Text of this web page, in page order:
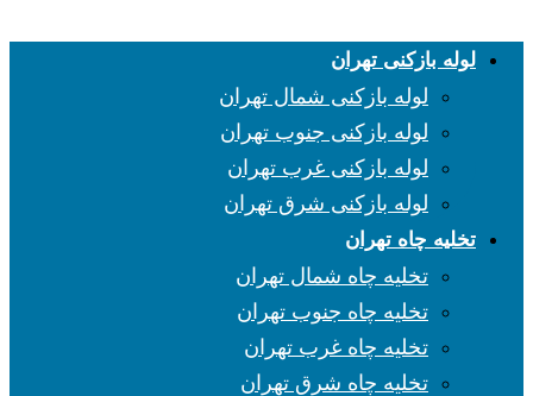
لوله بازکنی تهران
لوله بازکنی شمال تهران
لوله بازکنی جنوب تهران
لوله بازکنی غرب تهران
لوله بازکنی شرق تهران
تخلیه چاه تهران
تخلیه چاه شمال تهران
تخلیه چاه جنوب تهران
تخلیه چاه غرب تهران
تخلیه چاه شرق تهران